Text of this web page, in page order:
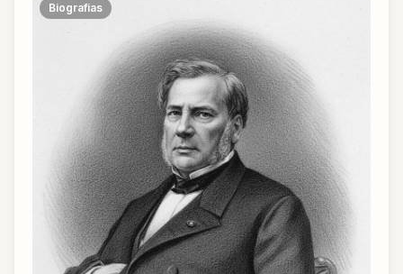
Biografias